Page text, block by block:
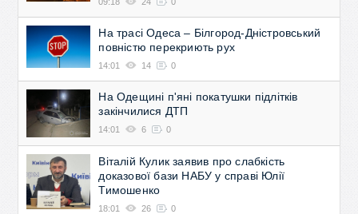
На трасі Одеса – Білгород-Дністровський
повністю перекриють рух
14:01 14 0
На Одещині п'яні покатушки підлітків
закінчилися ДТП
14:01 6 0
Віталій Кулик заявив про слабкість
доказової бази НАБУ у справі Юлії
Тимошенко
18:01 26 0